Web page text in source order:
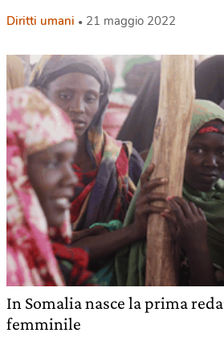
Diritti umani 21 maggio 2022
In Somalia nasce la prima
femminile